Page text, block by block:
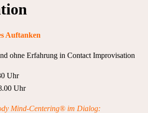
Auftanken
ohne Erfahrung in Contact Improvisation
Uhr
Uhr
Mind-Centering® im Dialog: